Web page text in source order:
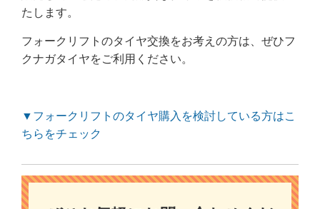
たします。
フォークリフトのタイヤ交換をお考えの方は、ぜひフ
クナガタイヤをご利用ください。
▼フォークリフトのタイヤ購入を検討している方はこ
ちらをチェック